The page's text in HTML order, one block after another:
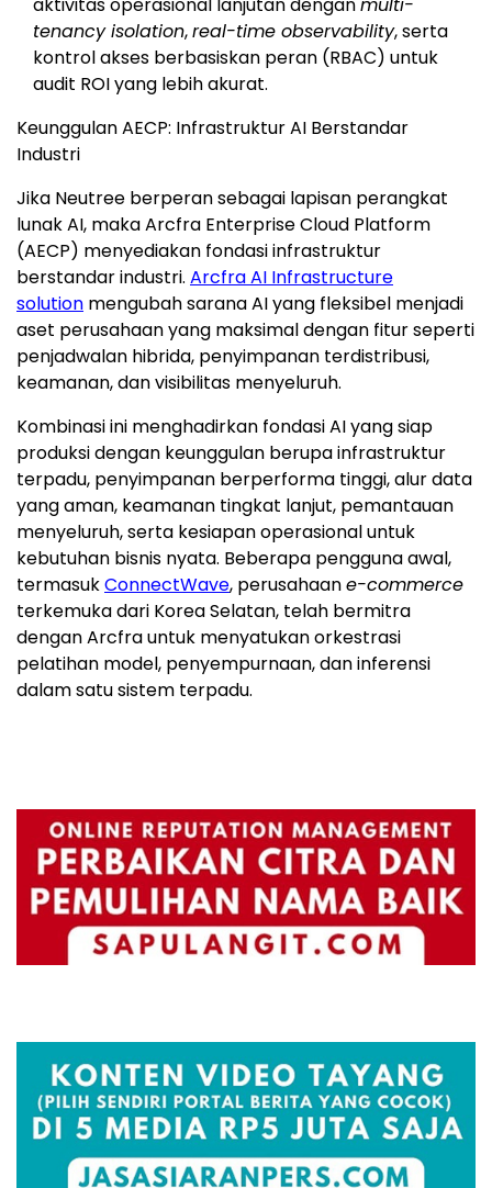
aktivitas operasional lanjutan denganmulti-
tenancy isolation,real-time observability, serta
kontrol akses berbasiskan peran (RBAC) untuk
audit ROI yang lebih akurat.
Keunggulan AECP: Infrastruktur AI Berstandar
Industri
Jika Neutree berperan sebagai lapisan perangkat
lunak AI, maka Arcfra Enterprise Cloud Platform
(AECP) menyediakan fondasi infrastruktur
berstandar industri. Arcfra AI Infrastructure
solution mengubah sarana AI yang fleksibel menjadi
aset perusahaan yang maksimal dengan fitur seperti
penjadwalan hibrida, penyimpanan terdistribusi,
keamanan, dan visibilitas menyeluruh.
Kombinasi ini menghadirkan fondasi AI yang siap
produksi dengan keunggulan berupa infrastruktur
terpadu, penyimpanan berperforma tinggi, alur data
yang aman, keamanan tingkat lanjut, pemantauan
menyeluruh, serta kesiapan operasional untuk
kebutuhan bisnis nyata. Beberapa pengguna awal,
termasukConnectWave, perusahaane-commerce
terkemuka dari Korea Selatan, telah bermitra
dengan Arcfra untuk menyatukan orkestrasi
pelatihan model, penyempurnaan, dan inferensi
dalam satu sistem terpadu.